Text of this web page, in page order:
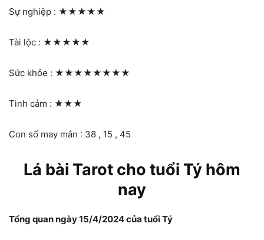
Sự nghiệp : ★★★★★
Tài lộc : ★★★★★
Sức khỏe : ★★★★★★★★
Tình cảm : ★★★
Con số may mắn : 38 , 15 , 45
Lá bài Tarot cho tuổi Tý hôm
nay
Tổng quan ngày 15/4/2024 của tuổi Tý